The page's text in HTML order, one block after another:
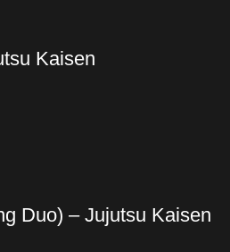
Kaisen
Duo) – Jujutsu Kaisen